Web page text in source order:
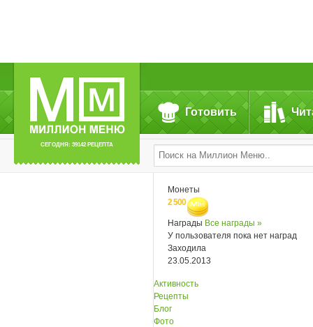
СЕГОДНЯ: 39142 РЕЦЕПТА
Готовить
Монеты
2 500
Награды Все награды »
У пользователя пока нет наград
Заходила
23.05.2013
Активность
Рецепты
Блог
Фото